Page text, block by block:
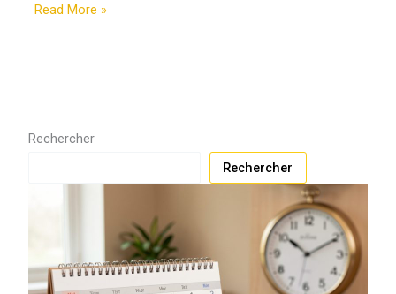
Read More »
Rechercher
Rechercher